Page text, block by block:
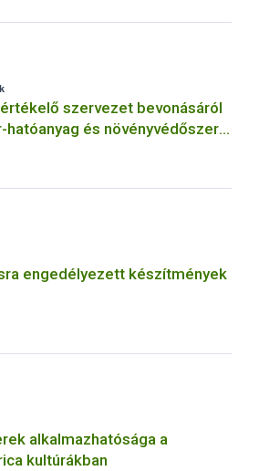
szervezet bevonásáról
hatóanyag és növényvédőszer
továbbá a meglévő engedély
vagy módosítására irányuló
engedélyezett készítmények
alkalmazhatósága a
kultúrákban